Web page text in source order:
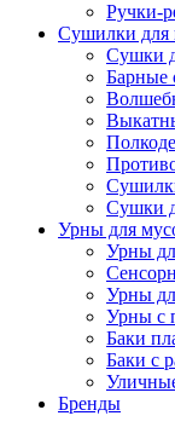
Ручки-
Сушилки для
Сушки
Барные
Сушки
Урны для
Урны
Урны
Урны с
Баки
Баки с
Бренды